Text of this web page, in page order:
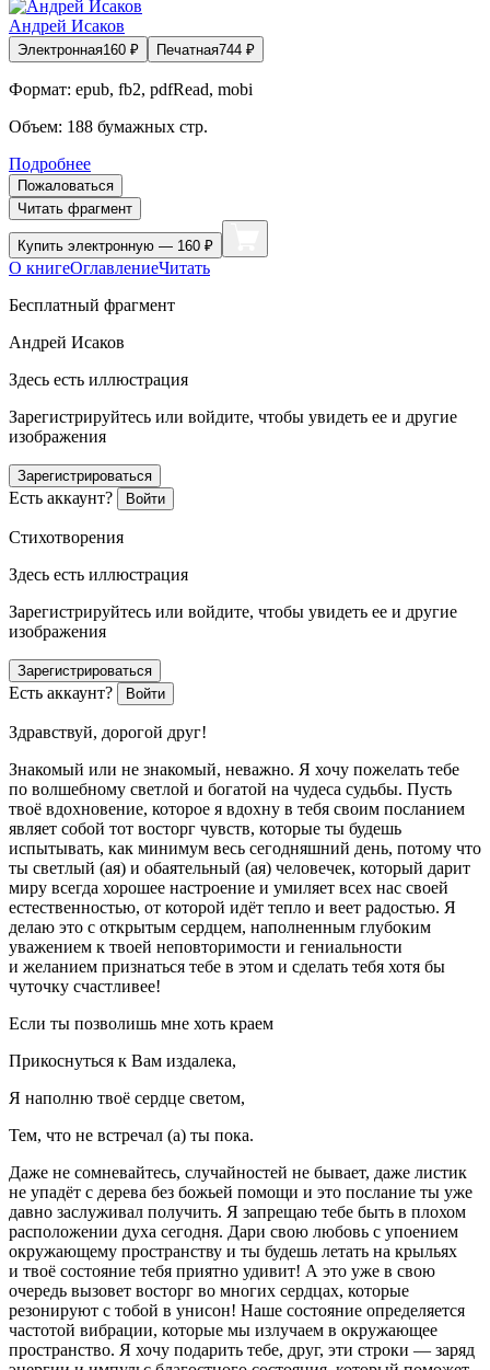
Андрей Исаков
Электронная160 ₽ Печатная744 ₽
Формат: epub, fb2, pdfRead, mobi
Объем: 188 бумажных стр.
Подробнее
Пожаловаться
Читать фрагмент
Купить электронную — 160 ₽
О книгеОглавлениеЧитать
Бесплатный фрагмент
Андрей Исаков
Здесь есть иллюстрация
Зарегистрируйтесь или войдите, чтобы увидеть ее и другие
изображения
Зарегистрироваться
Есть аккаунт? Войти
Стихотворения
Здесь есть иллюстрация
Зарегистрируйтесь или войдите, чтобы увидеть ее и другие
изображения
Зарегистрироваться
Есть аккаунт? Войти
Здравствуй, дорогой друг!
Знакомый или не знакомый, неважно. Я хочу пожелать тебе
по волшебному светлой и богатой на чудеса судьбы. Пусть
твоё вдохновение, которое я вдохну в тебя своим посланием
являет собой тот восторг чувств, которые ты будешь
испытывать, как минимум весь сегодняшний день, потому что
ты светлый (ая) и обаятельный (ая) человечек, который дарит
миру всегда хорошее настроение и умиляет всех нас своей
естественностью, от которой идёт тепло и веет радостью. Я
делаю это с открытым сердцем, наполненным глубоким
уважением к твоей неповторимости и гениальности
и желанием признаться тебе в этом и сделать тебя хотя бы
чуточку счастливее!
Если ты позволишь мне хоть краем
Прикоснуться к Вам издалека,
Я наполню твоё сердце светом,
Тем, что не встречал (а) ты пока.
Даже не сомневайтесь, случайностей не бывает, даже листик
не упадёт с дерева без божьей помощи и это послание ты уже
давно заслуживал получить. Я запрещаю тебе быть в плохом
расположении духа сегодня. Дари свою любовь с упоением
окружающему пространству и ты будешь летать на крыльях
и твоё состояние тебя приятно удивит! А это уже в свою
очередь вызовет восторг во многих сердцах, которые
резонируют с тобой в унисон! Наше состояние определяется
частотой вибрации, которые мы излучаем в окружающее
пространство. Я хочу подарить тебе, друг, эти строки — заряд